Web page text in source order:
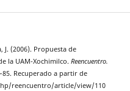
J. (2006). Propuesta de
la UAM-Xochimilco. Reencuentro.
Recuperado a partir de
reencuentro/article/view/110